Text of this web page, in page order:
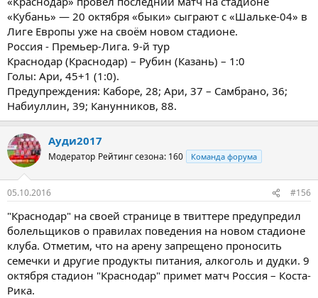
«Кубань» — 20 октября «быки» сыграют с «Шальке-04» в
Лиге Европы уже на своём новом стадионе.
Россия - Премьер-Лига. 9-й тур
Краснодар (Краснодар) – Рубин (Казань) – 1:0
Голы: Ари, 45+1 (1:0).
Предупреждения: Каборе, 28; Ари, 37 – Самбрано, 36;
Набиуллин, 39; Канунников, 88.
Ауди2017
Модератор Рейтинг сезона: 160 Команда форума
05.10.2016 #156
"Краснодар" на своей странице в твиттере предупредил
болельщиков о правилах поведения на новом стадионе
клуба. Отметим, что на арену запрещено проносить
семечки и другие продукты питания, алкоголь и дудки. 9
октября стадион "Краснодар" примет матч Россия – Коста-
Рика.